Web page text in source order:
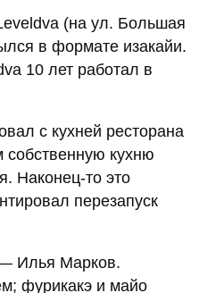
(на ул. Большая
в формате изакайи.
10 лет работал в
с кухней ресторана
собственную кухню
Наконец-то это
перезапуск
Илья Марков.
фурикакэ и майо